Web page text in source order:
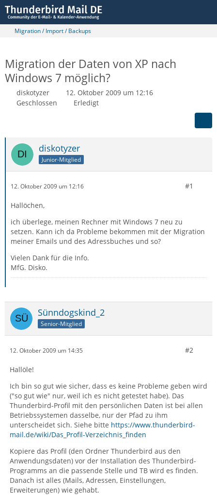
Migration / Import / Backups
Migration der Daten von XP nach
Windows 7 möglich?
diskotyzer
12. Oktober 2009 um 12:16
Geschlossen
Erledigt
diskotyzer
Junior-Mitglied
12. Oktober 2009 um 12:16 #1
Hallöchen,
ich überlege, meinen Rechner mit Windows 7 neu zu
setzen. Kann ich da Probleme bekommen mit der Migration
meiner Emails und des Adressbuches und so?
Vielen Dank für die Info.
MfG. Disko.
Sünndogskind_2
Senior-Mitglied
12. Oktober 2009 um 14:35 #2
Hallöle!
Ich bin so gut wie sicher, dass es keine Probleme geben wird
("so gut wie" nur, weil ich es nicht getestet habe). Das
Thunderbird-Profil mit den persönlichen Daten ist bei allen
Betriebssystemen dasselbe, nur der Pfad zu ihm
unterscheidet sich. Siehe bitte https://www.thunderbird-
mail.de/wiki/Das_Profil-Verzeichnis_finden
Kopiere das Profil (den Ordner Thunderbird aus den
Anwendungsdaten) vor der Installation des Thunderbird-
Programms an die passende Stelle und TB wird es finden.
Danach ist alles (Mails, Adressen, Einstellungen,
Erweiterungen) wie gehabt.